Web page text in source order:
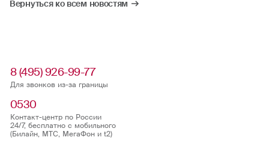
Вернуться ко всем новостям
8 (495) 926-99-77
Для звонков из-за границы
0530
Контакт-центр по России
24/7, бесплатно с мобильного
(Билайн, МТС, МегаФон и t2)